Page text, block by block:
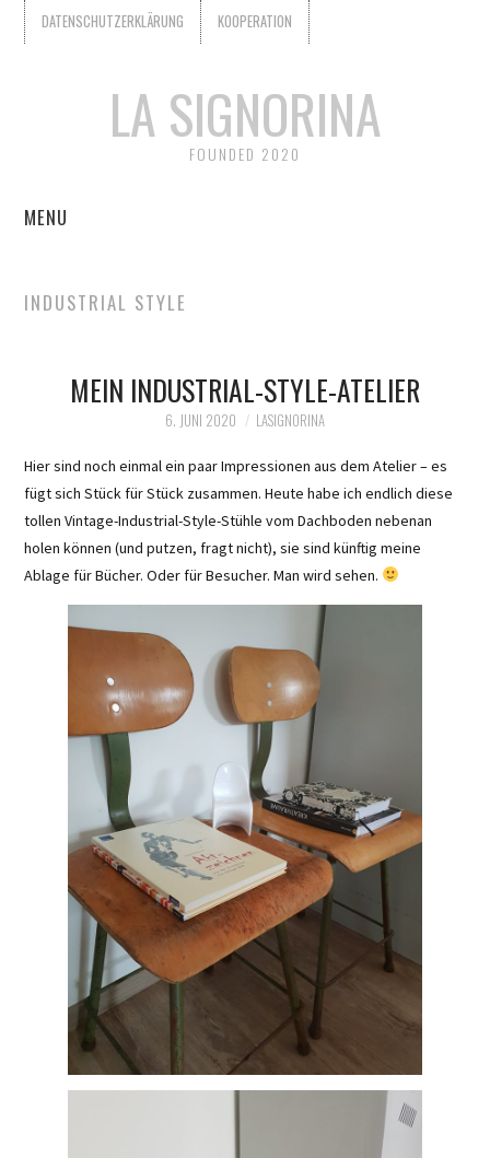
DATENSCHUTZERKLÄRUNG KOOPERATION
LA SIGNORINA
FOUNDED 2020
MENU
WER IST LA SIGNORINA?
INDUSTRIAL STYLE
MEIN INDUSTRIAL-STYLE-ATELIER
6. JUNI 2020 LASIGNORINA
Hier sind noch einmal ein paar Impressionen aus dem Atelier – es
fügt sich Stück für Stück zusammen. Heute habe ich endlich diese
tollen Vintage-Industrial-Style-Stühle vom Dachboden nebenan
holen können (und putzen, fragt nicht), sie sind künftig meine
Ablage für Bücher. Oder für Besucher. Man wird sehen.